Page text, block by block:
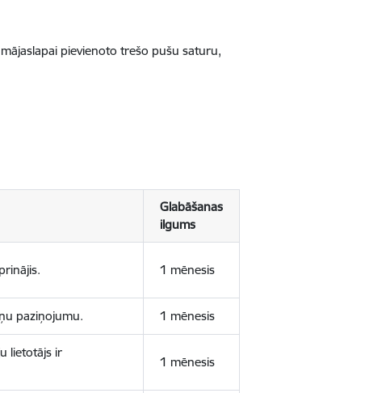
pievienoto trešo pušu saturu,
Glabāšanas
ilgums
1 mēnesis
paziņojumu. 1 mēnesis
lietotājs ir
1 mēnesis